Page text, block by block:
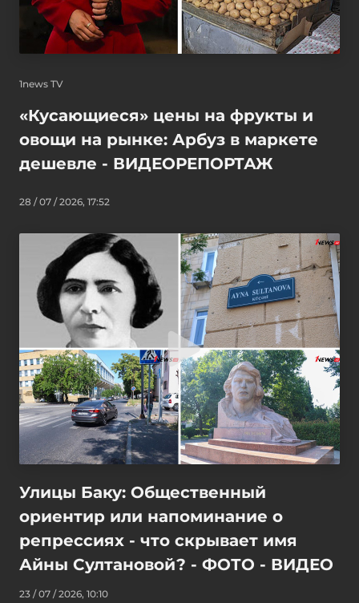
1news TV
«Кусающиеся» цены на фрукты и
овощи на рынке: Арбуз в маркете
дешевле - ВИДЕОРЕПОРТАЖ
28 / 07 / 2026, 17:52
Улицы Баку: Общественный
ориентир или напоминание о
репрессиях - что скрывает имя
Айны Султановой? - ФОТО - ВИДЕО
23 / 07 / 2026, 10:10